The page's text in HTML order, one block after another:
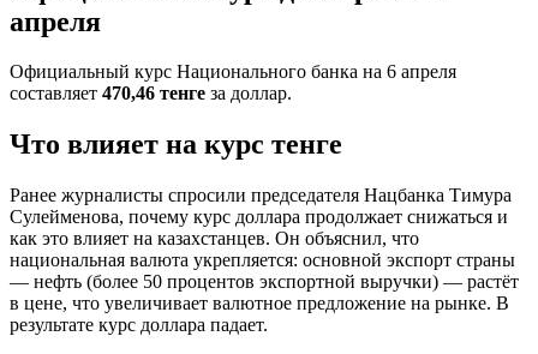
апреля
Официальный курс Национального банка на 6 апреля
составляет 470,46 тенге за доллар.
Что влияет на курс тенге
Ранее журналисты спросили председателя Нацбанка Тимура
Сулейменова, почему курс доллара продолжает снижаться и
как это влияет на казахстанцев. Он объяснил, что
национальная валюта укрепляется: основной экспорт страны
— нефть (более 50 процентов экспортной выручки) — растёт
в цене, что увеличивает валютное предложение на рынке. В
результате курс доллара падает.